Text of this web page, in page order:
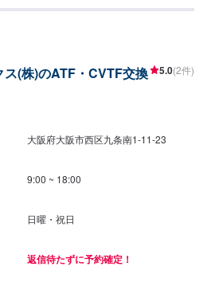
(株)のATF・CVTF交換 5.0(2件)
大阪府大阪市西区九条南1-11-23
9:00 ~ 18:00
日曜・祝日
返信待たずに予約確定！